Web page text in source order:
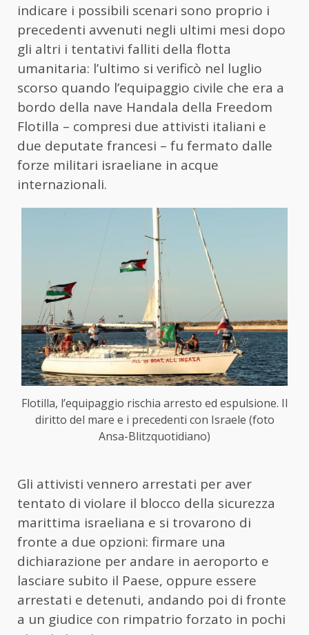
indicare i possibili scenari sono proprio i
precedenti avvenuti negli ultimi mesi dopo
gli altri i tentativi falliti della flotta
umanitaria: l’ultimo si verificò nel luglio
scorso quando l’equipaggio civile che era a
bordo della nave Handala della Freedom
Flotilla – compresi due attivisti italiani e
due deputate francesi – fu fermato dalle
forze militari israeliane in acque
internazionali.
Flotilla, l’equipaggio rischia arresto ed espulsione. Il
diritto del mare e i precedenti con Israele (foto
Ansa-Blitzquotidiano)
Gli attivisti vennero arrestati per aver
tentato di violare il blocco della sicurezza
marittima israeliana e si trovarono di
fronte a due opzioni: firmare una
dichiarazione per andare in aeroporto e
lasciare subito il Paese, oppure essere
arrestati e detenuti, andando poi di fronte
a un giudice con rimpatrio forzato in pochi